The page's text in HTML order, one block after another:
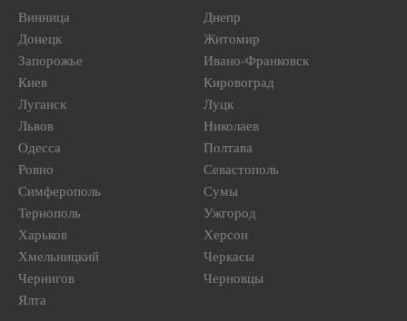
Винница
Днепр
Донецк
Житомир
Запорожье
Ивано-Франковск
Киев
Кировоград
Луганск
Луцк
Львов
Николаев
Одесса
Полтава
Ровно
Севастополь
Симферополь
Сумы
Тернополь
Ужгород
Харьков
Херсон
Хмельницкий
Черкасы
Чернигов
Черновцы
Ялта